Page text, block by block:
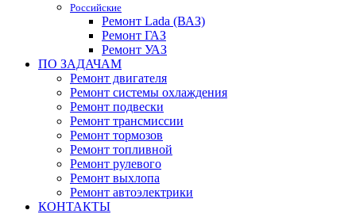
Российские
Ремонт Lada (ВАЗ)
Ремонт ГАЗ
Ремонт УАЗ
ПО ЗАДАЧАМ
Ремонт двигателя
Ремонт системы охлаждения
Ремонт подвески
Ремонт трансмиссии
Ремонт тормозов
Ремонт топливной
Ремонт рулевого
Ремонт выхлопа
Ремонт автоэлектрики
КОНТАКТЫ